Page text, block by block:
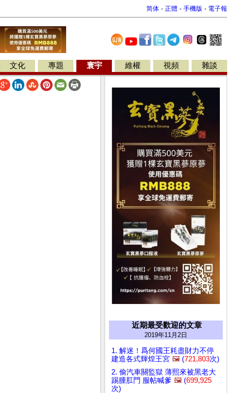
简体 - 正體 - 手機版 - 電子報
文化 專題 寰宇 維權 視頻 雜談
近期最受歡迎的文章
2019年11月2日
1. 解迷！爲何國王耗盡財力不停
建造各式輝煌王宮 🖼️ (721,803次)
2. 偷汽車關監獄 薄熙來被黑老大
踢腫肛門 服帖喊爹 🖼️ (699,925
次)